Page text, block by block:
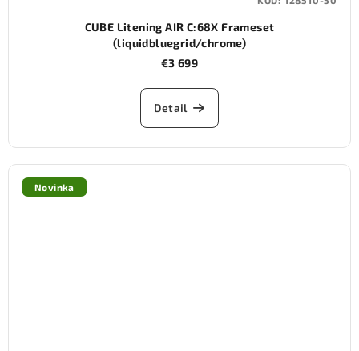
CUBE Litening AIR C:68X Frameset
(liquidbluegrid/chrome)
€3 699
Detail
Novinka